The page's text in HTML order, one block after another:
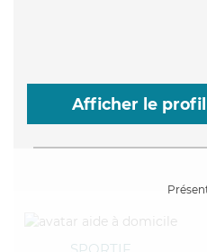
Afficher le profil